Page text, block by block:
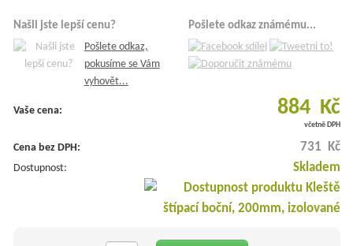
Našli jste lepší cenu?
Pošlete odkaz,
pokusíme se Vám
vyhovět...
Pošlete odkaz známému...
Vaše cena: 884 Kč
včetně DPH
Cena bez DPH: 731 Kč
Dostupnost: Skladem